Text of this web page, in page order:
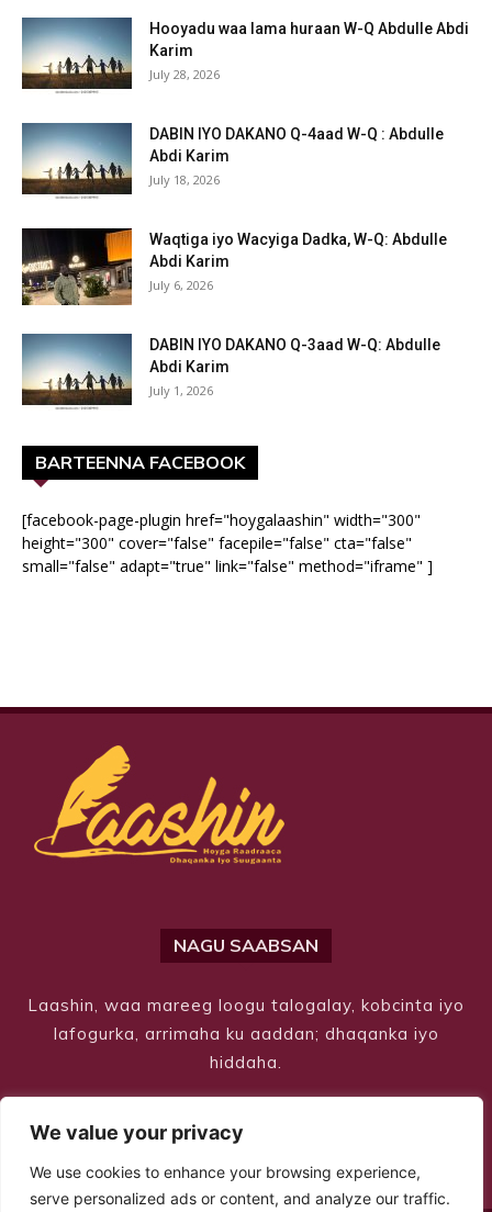
We value your privacy
We use cookies to enhance your browsing experience,
serve personalized ads or content, and analyze our traffic.
Hooyadu waa lama huraan W-Q Abdulle Abdi
Karim
July 28, 2026
DABIN IYO DAKANO Q-4aad W-Q : Abdulle
Abdi Karim
July 18, 2026
Waqtiga iyo Wacyiga Dadka, W-Q: Abdulle
Abdi Karim
July 6, 2026
DABIN IYO DAKANO Q-3aad W-Q: Abdulle
Abdi Karim
July 1, 2026
BARTEENNA FACEBOOK
[facebook-page-plugin href="hoygalaashin" width="300"
height="300" cover="false" facepile="false" cta="false"
small="false" adapt="true" link="false" method="iframe" ]
NAGU SAABSAN
Laashin, waa mareeg loogu talogalay, kobcinta iyo
lafogurka, arrimaha ku aaddan; dhaqanka iyo
hiddaha.